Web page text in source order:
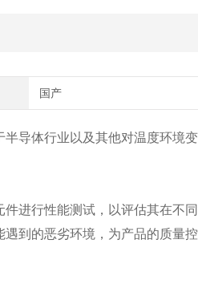
国产
导体行业以及其他对温度环境
进行性能测试，以评估其在不
到的恶劣环境，为产品的质量